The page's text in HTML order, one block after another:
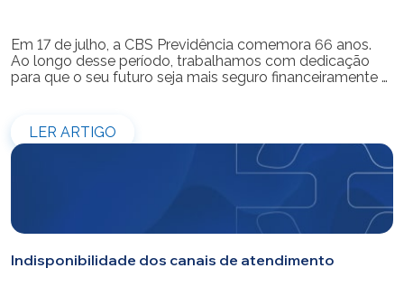
Em 17 de julho, a CBS Previdência comemora 66 anos.
Ao longo desse período, trabalhamos com dedicação
para que o seu futuro seja mais seguro financeiramente e
eficiência e transparência os recursos dos nossos mais
de 39 mil participantes. Temos […]
LER ARTIGO
Indisponibilidade dos canais de atendimento